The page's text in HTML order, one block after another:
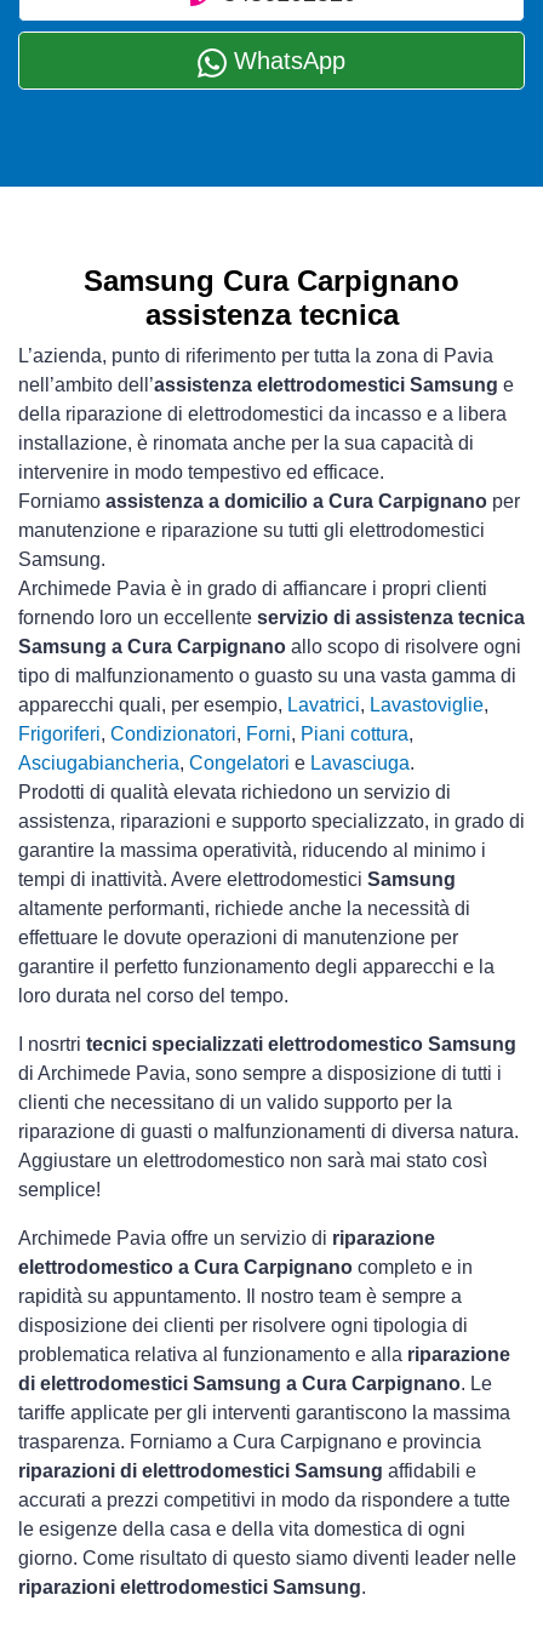
WhatsApp
Samsung Cura Carpignano
assistenza tecnica
L’azienda, punto di riferimento per tutta la zona di Pavia
nell’ambito dell’assistenza elettrodomestici Samsung e
della riparazione di elettrodomestici da incasso e a libera
installazione, è rinomata anche per la sua capacità di
intervenire in modo tempestivo ed efficace.
Forniamo assistenza a domicilio a Cura Carpignano per
manutenzione e riparazione su tutti gli elettrodomestici
Samsung.
Archimede Pavia è in grado di affiancare i propri clienti
fornendo loro un eccellente servizio di assistenza tecnica
Samsung a Cura Carpignano allo scopo di risolvere ogni
tipo di malfunzionamento o guasto su una vasta gamma di
apparecchi quali, per esempio, Lavatrici, Lavastoviglie,
Frigoriferi, Condizionatori, Forni, Piani cottura,
Asciugabiancheria, Congelatori e Lavasciuga.
Prodotti di qualità elevata richiedono un servizio di
assistenza, riparazioni e supporto specializzato, in grado di
garantire la massima operatività, riducendo al minimo i
tempi di inattività. Avere elettrodomestici Samsung
altamente performanti, richiede anche la necessità di
effettuare le dovute operazioni di manutenzione per
garantire il perfetto funzionamento degli apparecchi e la
loro durata nel corso del tempo.
I nosrtri tecnici specializzati elettrodomestico Samsung
di Archimede Pavia, sono sempre a disposizione di tutti i
clienti che necessitano di un valido supporto per la
riparazione di guasti o malfunzionamenti di diversa natura.
Aggiustare un elettrodomestico non sarà mai stato così
semplice!
Archimede Pavia offre un servizio di riparazione
elettrodomestico a Cura Carpignano completo e in
rapidità su appuntamento. Il nostro team è sempre a
disposizione dei clienti per risolvere ogni tipologia di
problematica relativa al funzionamento e alla riparazione
di elettrodomestici Samsung a Cura Carpignano. Le
tariffe applicate per gli interventi garantiscono la massima
trasparenza. Forniamo a Cura Carpignano e provincia
riparazioni di elettrodomestici Samsung affidabili e
accurati a prezzi competitivi in modo da rispondere a tutte
le esigenze della casa e della vita domestica di ogni
giorno. Come risultato di questo siamo diventi leader nelle
riparazioni elettrodomestici Samsung.